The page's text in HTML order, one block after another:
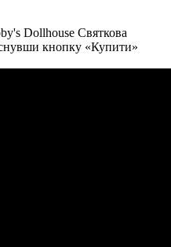
Dollhouse Святкова
кнопку «Купити»